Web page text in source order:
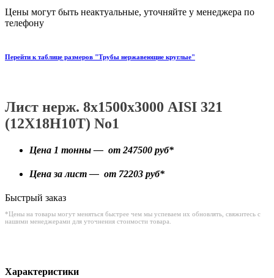
Цены могут быть неактуальные, уточняйте у менеджера по
телефону
Перейти к таблице размеров "Трубы нержавеющие круглые"
Лист нерж. 8х1500х3000 AISI 321
(12Х18Н10Т) No1
Цена 1 тонны — от 247500 руб*
Цена за лист — от 72203 руб*
Быстрый заказ
*Цены на товары могут меняться быстрее чем мы успеваем их обновлять, свяжитесь с
нашими менеджерами для уточнения стоимости товара.
Характеристики